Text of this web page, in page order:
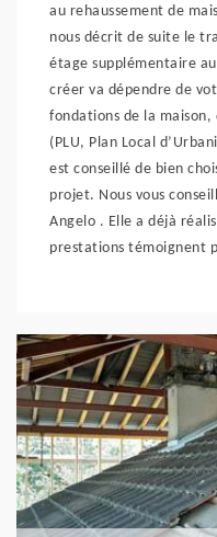
au rehaussement de
nous décrit de suite le
étage supplémentaire
créer va dépendre de
fondations de la
(PLU, Plan Local
est conseillé de bien
projet. Nous vous
Angelo . Elle a déjà
prestations témoignent